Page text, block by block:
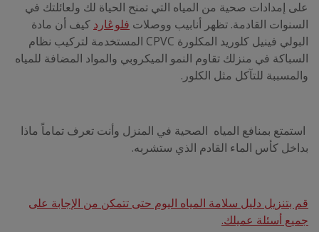
على إمدادات صحية من المياه التي تمنح الحياة لك ولعائلتك في
السنوات القادمة. تظهر أنابيب ووصلات فلوڠارد كيف أن مادة
البولي فينيل كلوريد المكلورة CPVC المستخدمة لتركيب نظام
السباكة في منزلك تقاوم النمو الميكروبي والمواد المضافة للمياه
والمسببة للتآكل مثل الكلور.
استمتع بمنافع المياه الصحية في المنزل وأنت تعرف تماماً ماذا
بداخل كأس الماء القادم الذي ستشربه.
قم بتنزيل دليل سلامة المياه اليوم حتى تتمكن من الإجابة على
جميع أسئلة عميلك.